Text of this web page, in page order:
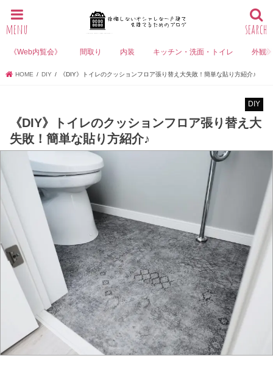
search
menu
《Web内覧会》 間取り 内装 キッチン・洗面・トイレ 外観
HOME DIY 《DIY》トイレのクッションフロア張り替え大失敗！簡単な貼り方紹介♪
DIY
《DIY》トイレのクッションフロア張り替え大
失敗！簡単な貼り方紹介♪